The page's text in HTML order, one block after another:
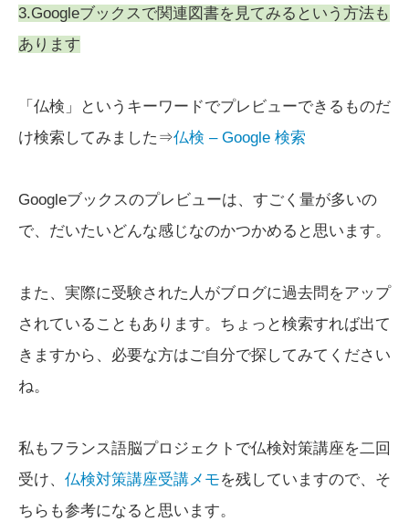
3.Googleブックスで関連図書を見てみるという方法も
あります
「仏検」というキーワードでプレビューできるものだ
け検索してみました⇒仏検 – Google 検索
Googleブックスのプレビューは、すごく量が多いの
で、だいたいどんな感じなのかつかめると思います。
また、実際に受験された人がブログに過去問をアップ
されていることもあります。ちょっと検索すれば出て
きますから、必要な方はご自分で探してみてください
ね。
私もフランス語脳プロジェクトで仏検対策講座を二回
受け、 仏検対策講座受講メモを残していますので、そ
ちらも参考になると思います。